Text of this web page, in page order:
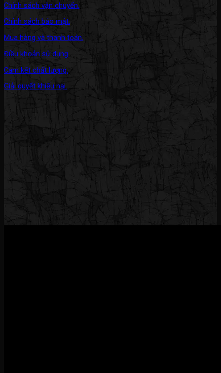
Chính sách vận chuyển.
Chính sách bảo mật.
Mua hàng và thanh toán.
Điều khoản sử dụng.
Cam kết chất lượng.
Giải quyết khiếu nại.